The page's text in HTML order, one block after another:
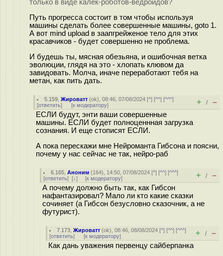
только в виде калек-роботов-ведроидов?
Путь прогресса состоит в том чтобы используя
машины сделать более совершенные машины, goto 1.
А вот mind upload в заапгрейженое тело для этих
красавчиков - будет совершенно не проблема.
И будешь ты, мясная обезьяна, и ошибочная ветка
эволюции, глядя на это - хлопать клювом да
завидовать. Молча, иначе переработают тебя на
метан, как пить дать.
5.159 ,Жироватт (ok), 08:46, 07/08/2024 [^] [^^] [^^^]
[ответить] [к модератору] + / –
ЕСЛИ будут, энти ваши совершенные
машины. ЕСЛИ будет полноценнная загрузка
сознания. И еще стописят ЕСЛИ.
А пока перескажи мне Нейроманта Гибсона и поясни,
почему у нас сейчас не так, нейро-раб
6.165 ,Аноним (164), 14:50, 07/08/2024 [^] [^^] [^^^]
[ответить] [↓] [к модератору] + / –
А почему должно быть так, как Гибсон
нафантазировал? Мало ли кто какие сказки
сочиняет (а Гибсон безусловно сказочник, а не
футурист).
7.173 ,Жироватт (ok), 08:46, 08/08/2024 [^] [^^] [^^^]
[ответить] [к модератору] + / –
Как дань уважения первенцу сайберпанка